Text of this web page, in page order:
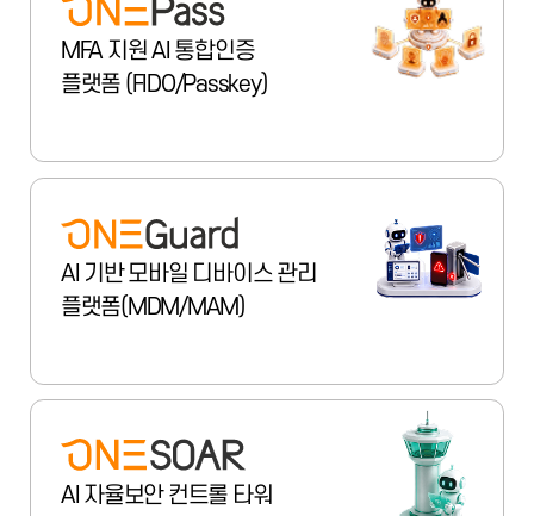
MFA 지원 AI 통합인증
플랫폼 (FIDO/Passkey)
AI 기반 모바일 디바이스 관리
플랫폼(MDM/MAM)
AI 자율보안 컨트롤 타워